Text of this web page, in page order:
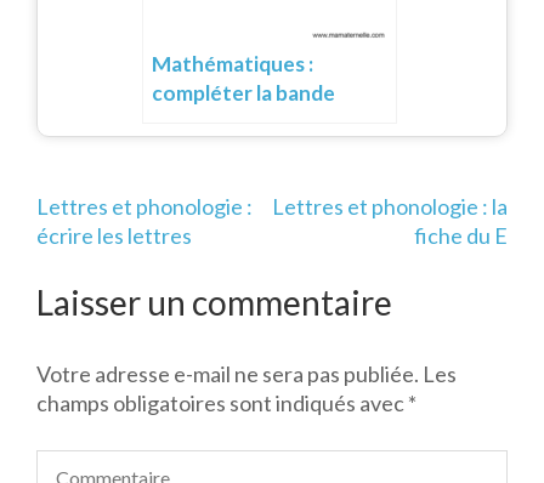
Mathématiques :
compléter la bande
Navigation
de
Lettres et phonologie :
écrire les lettres
Lettres et phonologie : la
fiche du E
Laisser un commentaire
Votre adresse e-mail ne sera pas publiée. Les
champs obligatoires sont indiqués avec*